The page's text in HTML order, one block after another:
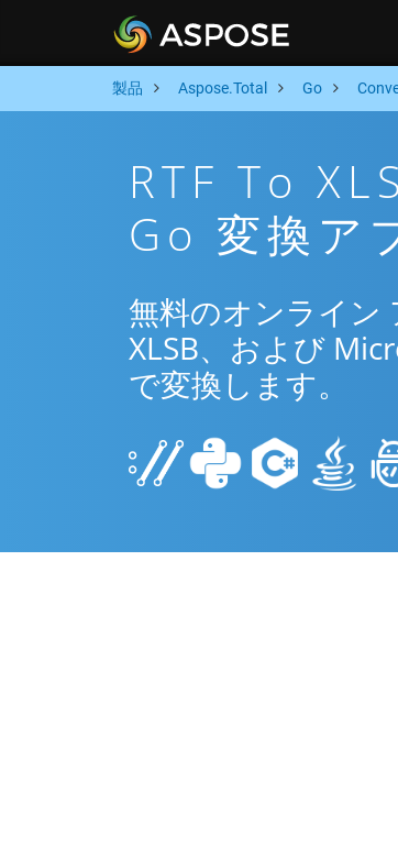
製品 Aspose.Total Go
RTF To
Go 変換ア
無料のオンライン
XLSB、および
で変換します。